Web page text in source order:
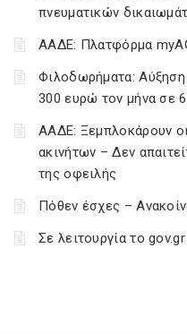
πνευματικών
ΑΑΔΕ: Πλατφόρμα
Φιλοδωρήματα:
300 ευρώ τον μήνα σε
ΑΑΔΕ: Ξεμπλοκάρουν
ακινήτων – Δεν
της οφειλής
Πόθεν έσχες –
Σε λειτουργία το